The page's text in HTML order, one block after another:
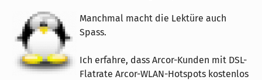
Manchmal macht die Lektüre auch
Spass.
Ich erfahre, dass Arcor-Kunden mit DSL-
Flatrate Arcor-WLAN-Hotspots kostenlos